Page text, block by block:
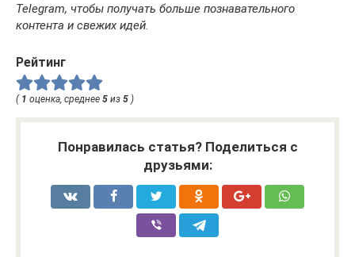
Telegram, чтобы получать больше познавательного
контента и свежих идей.
Рейтинг
( 1 оценка, среднее 5 из 5 )
Понравилась статья? Поделиться с
друзьями: